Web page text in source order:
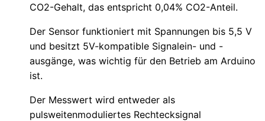
CO2-Gehalt, das entspricht 0,04% CO2-Anteil.
Der Sensor funktioniert mit Spannungen bis 5,5 V
und besitzt 5V-kompatible Signalein- und -
ausgänge, was wichtig für den Betrieb am Arduino
ist.
Der Messwert wird entweder als
pulsweitenmoduliertes Rechtecksignal